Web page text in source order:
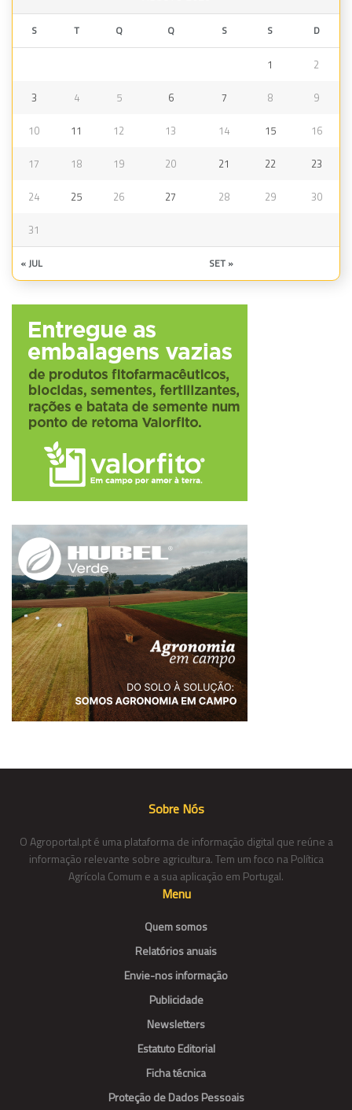
S T Q Q S S D
1 2
3 4 5 6 7 8 9
10 11 12 13 14 15 16
17 18 19 20 21 22 23
24 25 26 27 28 29 30
31
« JUL SET »
Sobre Nós
O Agroportal.pt é uma plataforma de informação digital que reúne a
informação relevante sobre agricultura. Tem um foco na Política
Agrícola Comum e a sua aplicação em Portugal.
Menu
Quem somos
Relatórios anuais
Envie-nos informação
Publicidade
Newsletters
Estatuto Editorial
Ficha técnica
Proteção de Dados Pessoais